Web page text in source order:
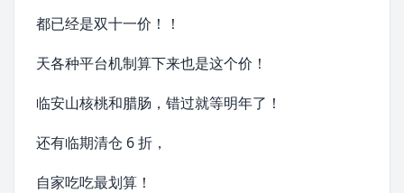
都已经是双十一价！！
天各种平台机制算下来也是这个价！
临安山核桃和腊肠 ，错过就等明年了！
还有临期清仓 6 折，
自家吃吃最划算！